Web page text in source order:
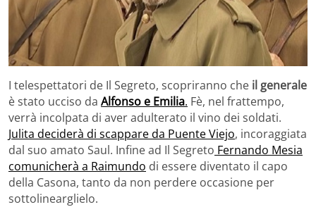
I telespettatori de Il Segreto, scopriranno che il generale
è stato ucciso da Alfonso e Emilia. Fè, nel frattempo,
verrà incolpata di aver adulterato il vino dei soldati.
Julita deciderà di scappare da Puente Viejo, incoraggiata
dal suo amato Saul. Infine ad Il Segreto Fernando Mesia
comunicherà a Raimundo di essere diventato il capo
della Casona, tanto da non perdere occasione per
sottolinearglielo.